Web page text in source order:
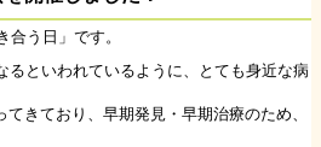
合う日」です。
るといわれているように、とても身近な病
きており、早期発見・早期治療のため、